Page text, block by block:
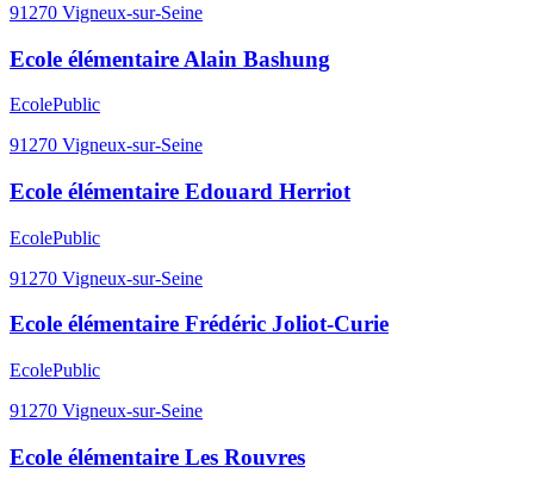
91270 Vigneux-sur-Seine
Ecole élémentaire Alain Bashung
EcolePublic
91270 Vigneux-sur-Seine
Ecole élémentaire Edouard Herriot
EcolePublic
91270 Vigneux-sur-Seine
Ecole élémentaire Frédéric Joliot-Curie
EcolePublic
91270 Vigneux-sur-Seine
Ecole élémentaire Les Rouvres